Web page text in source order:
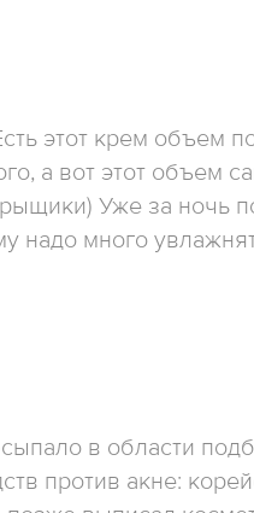
этот крем объем
а вот этот объем
Уже за ночь
надо много
в области
против акне: